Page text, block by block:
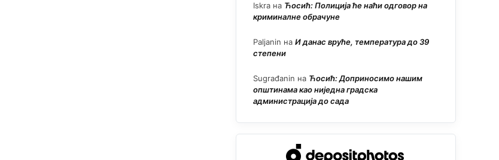
Iskra на Ћосић: Полиција ће наћи одговор на
криминалне обрачуне
Paljanin на И данас вруће, температура до 39
степени
Sugrađanin на Ћосић: Доприносимо нашим
општинама као ниједна градска
администрација до сада